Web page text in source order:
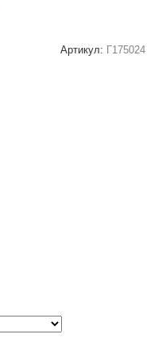
Артикул: Г175024